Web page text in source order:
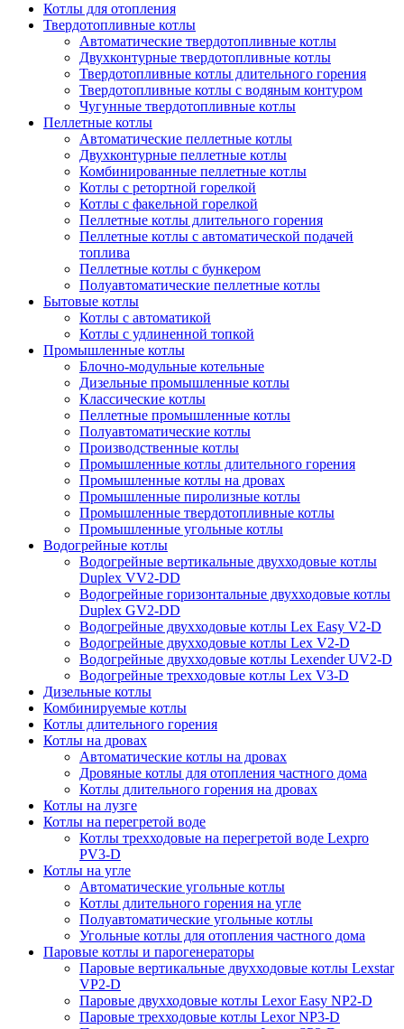
Котлы для отопления
Твердотопливные котлы
Автоматические твердотопливные котлы
Двухконтурные твердотопливные котлы
Твердотопливные котлы длительного горения
Твердотопливные котлы с водяным контуром
Чугунные твердотопливные котлы
Пеллетные котлы
Автоматические пеллетные котлы
Двухконтурные пеллетные котлы
Комбинированные пеллетные котлы
Котлы с ретортной горелкой
Котлы с факельной горелкой
Пеллетные котлы длительного горения
Пеллетные котлы с автоматической подачей
топлива
Пеллетные котлы с бункером
Полуавтоматические пеллетные котлы
Бытовые котлы
Котлы с автоматикой
Котлы с удлиненной топкой
Промышленные котлы
Блочно-модульные котельные
Дизельные промышленные котлы
Классические котлы
Пеллетные промышленные котлы
Полуавтоматические котлы
Производственные котлы
Промышленные котлы длительного горения
Промышленные котлы на дровах
Промышленные пиролизные котлы
Промышленные твердотопливные котлы
Промышленные угольные котлы
Водогрейные котлы
Водогрейные вертикальные двухходовые котлы
Duplex VV2-DD
Водогрейные горизонтальные двухходовые котлы
Duplex GV2-DD
Водогрейные двухходовые котлы Lex Easy V2-D
Водогрейные двухходовые котлы Lex V2-D
Водогрейные двухходовые котлы Lexender UV2-D
Водогрейные трехходовые котлы Lex V3-D
Дизельные котлы
Комбинируемые котлы
Котлы длительного горения
Котлы на дровах
Автоматические котлы на дровах
Дровяные котлы для отопления частного дома
Котлы длительного горения на дровах
Котлы на лузге
Котлы на перегретой воде
Котлы трехходовые на перегретой воде Lexpro
PV3-D
Котлы на угле
Автоматические угольные котлы
Котлы длительного горения на угле
Полуавтоматические угольные котлы
Угольные котлы для отопления частного дома
Паровые котлы и парогенераторы
Паровые вертикальные двухходовые котлы Lexstar
VP2-D
Паровые двухходовые котлы Lexor Easy NP2-D
Паровые трехходовые котлы Lexor NP3-D